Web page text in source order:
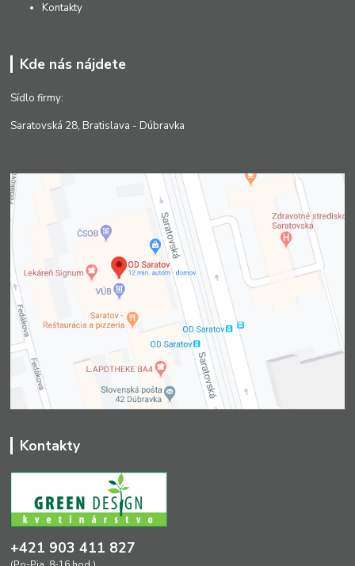
Kontakty
Kde nás nájdete
Sídlo firmy:
Saratovská 28, Bratislava - Dúbravka
Kontakty
+421 903 411 827